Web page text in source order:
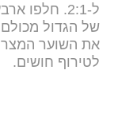
של הגדול
לטירוף חושים.